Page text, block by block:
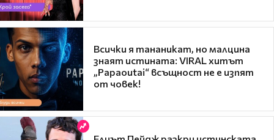
Всички я тананикат, но малцина
знаят истината: VIRAL хитът
„Papaoutai“ всъщност не е изпят
от човек!